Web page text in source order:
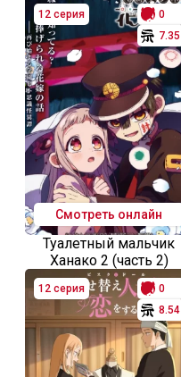
12 серия
0
7.35
Смотреть онлайн
Туалетный мальчик
Ханако 2 (часть 2)
12 серия
0
8.54